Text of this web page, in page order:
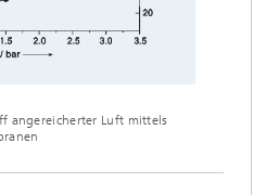
angereicherter Luft mittels